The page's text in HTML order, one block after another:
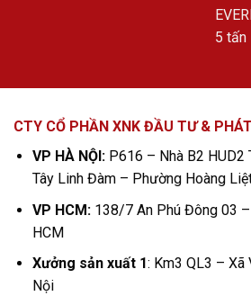
CTY CỔ PHẦN XNK ĐẦU TƯ &
VP HÀ NỘI:P616 – Nhà B2 HUD2
Tây Linh Đàm – Phường Hoàng
VP HCM:138/7 An Phú Đông 03 –
HCM
Xưởng sản xuất 1: Km3 QL3 – Xã
Nội